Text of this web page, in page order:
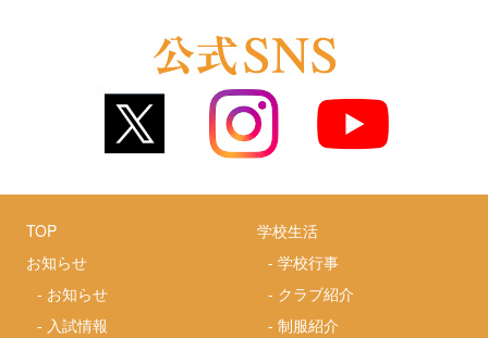
TOP
お知らせ
- お知らせ
- 入試情報
学校生活
-学校行事
- クラブ紹介
-制服紹介